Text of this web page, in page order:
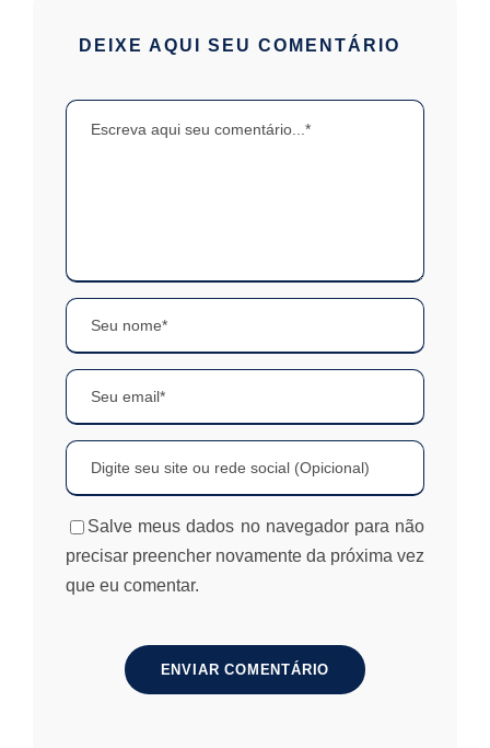
DEIXE AQUI SEU COMENTÁRIO
Salve meus dados no navegador para não
precisar preencher novamente da próxima vez
que eu comentar.